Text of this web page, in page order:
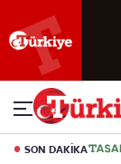
SON DAKİKA